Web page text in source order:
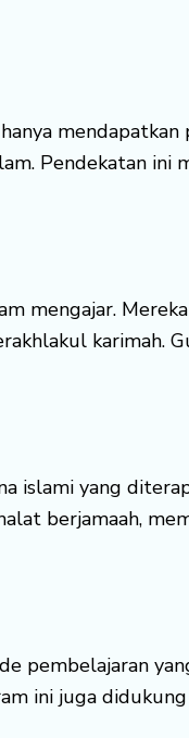
Pendekatan ini
mengajar.
karimah.
islami yang
berjamaah,
pembelajaran
ini juga